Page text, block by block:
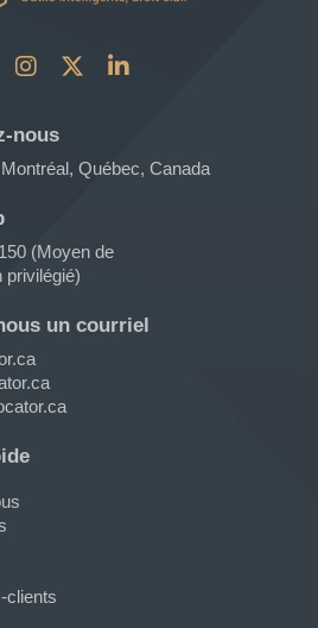
nous
Québec, Canada
(Moyen de
privilégié)
un courriel
clients